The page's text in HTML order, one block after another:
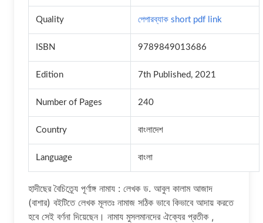
Quality পেপারব্যাক short pdf link
ISBN 9789849013686
Edition 7th Published, 2021
Number of Pages 240
Country বাংলাদেশ
Language বাংলা
হাদীছের বৈচিত্র্যে পূর্ণাঙ্গ নামায : লেখক ড. আবুল কালাম আজাদ
(বাশার) বইটিতে লেখক মূলতঃ নামাজ সঠিক ভাবে কিভাবে আদায় করতে
হবে সেই বর্ণনা দিয়েছেন। নামায মুসলমানদের ঐক্যের প্রতীক ,